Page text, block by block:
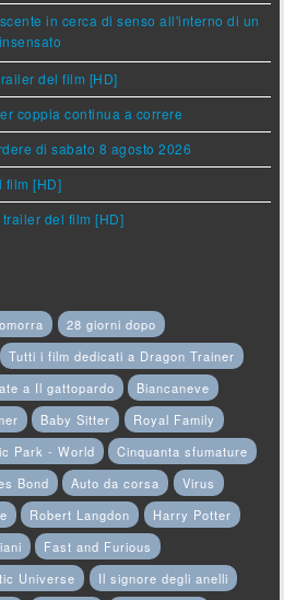
in cerca di senso all'interno di un
del film [HD]
coppia continua a correre
di sabato 8 agosto 2026
film [HD]
del film [HD]
28 giorni dopo
Tutti i film dedicati a Dragon Trainer
a Il gattopardo
Biancaneve
Baby Sitter
Royal Family
Park - World
Cinquanta sfumature
Bond Auto da corsa
Virus
Robert Langdon
Harry Potter
Fast and Furious
Universe
Il signore degli anelli